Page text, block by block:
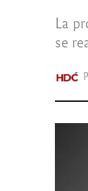
La
se